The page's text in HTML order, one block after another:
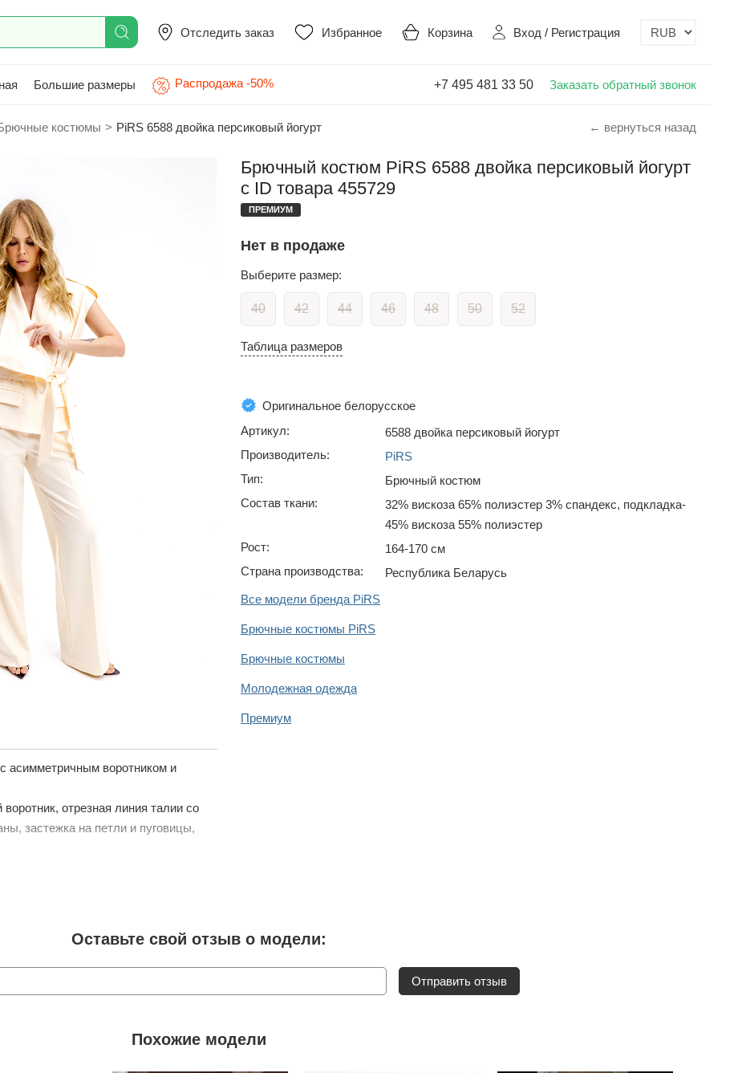
Отследить заказ Избранное Корзина Вход / Регистрация
Большие размеры Распродажа -50% +7 495 481 33 50 Заказать обратный звонок
костюмы > PiRS 6588 двойка персиковый йогурт ← вернуться назад
асимметричным воротником и
отрезная линия талии со
застежка на петли и пуговицы,
Брючный костюм PiRS 6588 двойка персиковый йогурт
с ID товара 455729
ПРЕМИУМ
Нет в продаже
Выберите размер:
40 42 44 46 48 50 52
Таблица размеров
Оригинальное белорусское
Артикул:
6588 двойка персиковый йогурт
Производитель:
PiRS
Тип:
Брючный костюм
Состав ткани:
32% вискоза 65% полиэстер 3% спандекс, подкладка-
45% вискоза 55% полиэстер
Рост:
164-170 см
Страна производства:
Республика Беларусь
Все модели бренда PiRS
Брючные костюмы PiRS
Брючные костюмы
Молодежная одежда
Премиум
Оставьте свой отзыв о модели:
Отправить отзыв
Похожие модели